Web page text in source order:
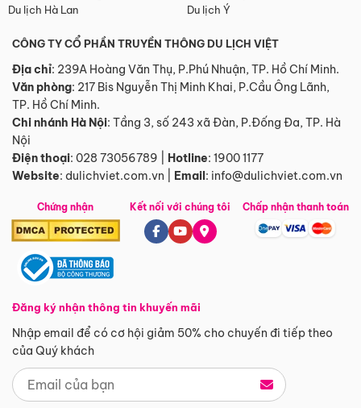
Du lịch Hà Lan
Du lịch Ý
CÔNG TY CỔ PHẦN TRUYỀN THÔNG DU LỊCH VIỆT
Địa chỉ: 239A Hoàng Văn Thụ, P.Phú Nhuận, TP. Hồ Chí Minh.
Văn phòng: 217 Bis Nguyễn Thị Minh Khai, P.Cầu Ông Lãnh,
TP. Hồ Chí Minh.
Chi nhánh Hà Nội: Tầng 3, số 243 xã Đàn, P.Đống Đa, TP. Hà
Nội
Điện thoại: 028 73056789 Hotline: 1900 1177
Website: dulichviet.com.vn Email: info@dulichviet.com.vn
Chứng nhận
Đăng ký nhận thông tin khuyến mãi
Nhập email để có cơ hội giảm 50% cho chuyến đi tiếp theo
của Quý khách
Kết nối với chúng tôi Chấp nhận thanh toán